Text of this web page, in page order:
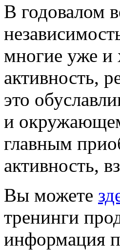
В годовалом
многие уже и
активность,
это
и
главным
активность,
Вы можете
тренинги
информация